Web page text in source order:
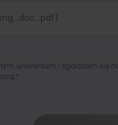
.doc, .pdf)
uniwersum i zgadzam się